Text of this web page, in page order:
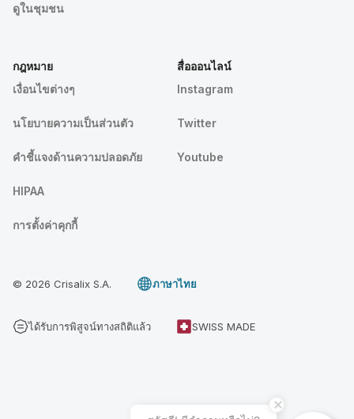
ดูในชุมชน
กฎหมาย
เงื่อนไขต่างๆ
นโยบายความเป็นส่วนตัว
คําชี้แจงด้านความปลอดภัย
HIPAA
การตั้งค่าคุกกี้
สื่อออนไลน์
Instagram
Twitter
Youtube
© 2026 Crisalix S.A. ภาษาไทย
ได้รับการพิสูจน์ทางสถิติแล้ว SWISS MADE